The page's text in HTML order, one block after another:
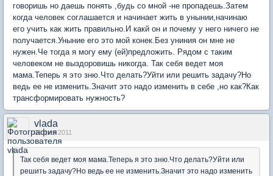
говоришь но даешь понять ,будь со мной -не пропадешь.Затем
когда человек соглашается и начинает жить в унынии,начинаю
его учить как жить правильно.И какй он и почему у него ничего не
получается.Уныние его это мой конек.Без униния он мне не
нужен.Че тогда я могу ему (ей)предложить. Рядом с таким
человеком не выздоровишь никогда. Так себя ведет моя
мама.Теперь я это зню.Что делать?Уйти или решить задачу?Но
ведь ее не изменить.Значит это надо изменить в себе ,но как?Как
трансформировать нужность?
vlada
01 фев 2011
Так себя ведет моя мама.Теперь я это зню.Что делать?Уйти или
решить задачу?Но ведь ее не изменить.Значит это надо изменить